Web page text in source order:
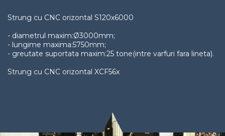
Strung cu CNC orizontal S120x6000
- diametrul maxim:Ø3000mm;
- lungime maxima:5750mm;
- greutate suportata maxim:25 tone(intre varfuri fara lineta).
Strung cu CNC orizontal XCF56x